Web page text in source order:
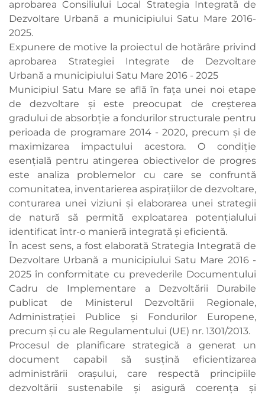
aprobarea Consiliului Local Strategia Integrată de
Dezvoltare Urbană a municipiului Satu Mare 2016-
2025.
Expunere de motive la proiectul de hotărâre privind
aprobarea Strategiei Integrate de Dezvoltare
Urbană a municipiului Satu Mare 2016 - 2025
Municipiul Satu Mare se află în faţa unei noi etape
de dezvoltare şi este preocupat de creşterea
gradului de absorbţie a fondurilor structurale pentru
perioada de programare 2014 - 2020, precum şi de
maximizarea impactului acestora. O condiţie
esenţială pentru atingerea obiectivelor de progres
este analiza problemelor cu care se confruntă
comunitatea, inventarierea aspiraţiilor de dezvoltare,
conturarea unei viziuni şi elaborarea unei strategii
de natură să permită exploatarea potenţialului
identificat într-o manieră integrată şi eficientă.
În acest sens, a fost elaborată Strategia Integrată de
Dezvoltare Urbană a municipiului Satu Mare 2016 -
2025 în conformitate cu prevederile Documentului
Cadru de Implementare a Dezvoltării Durabile
publicat de Ministerul Dezvoltării Regionale,
Administraţiei Publice şi Fondurilor Europene,
precum şi cu ale Regulamentului (UE) nr. 1301/2013.
Procesul de planificare strategică a generat un
document capabil să susţină eficientizarea
administrării oraşului, care respectă principiile
dezvoltării sustenabile şi asigură coerenţa şi